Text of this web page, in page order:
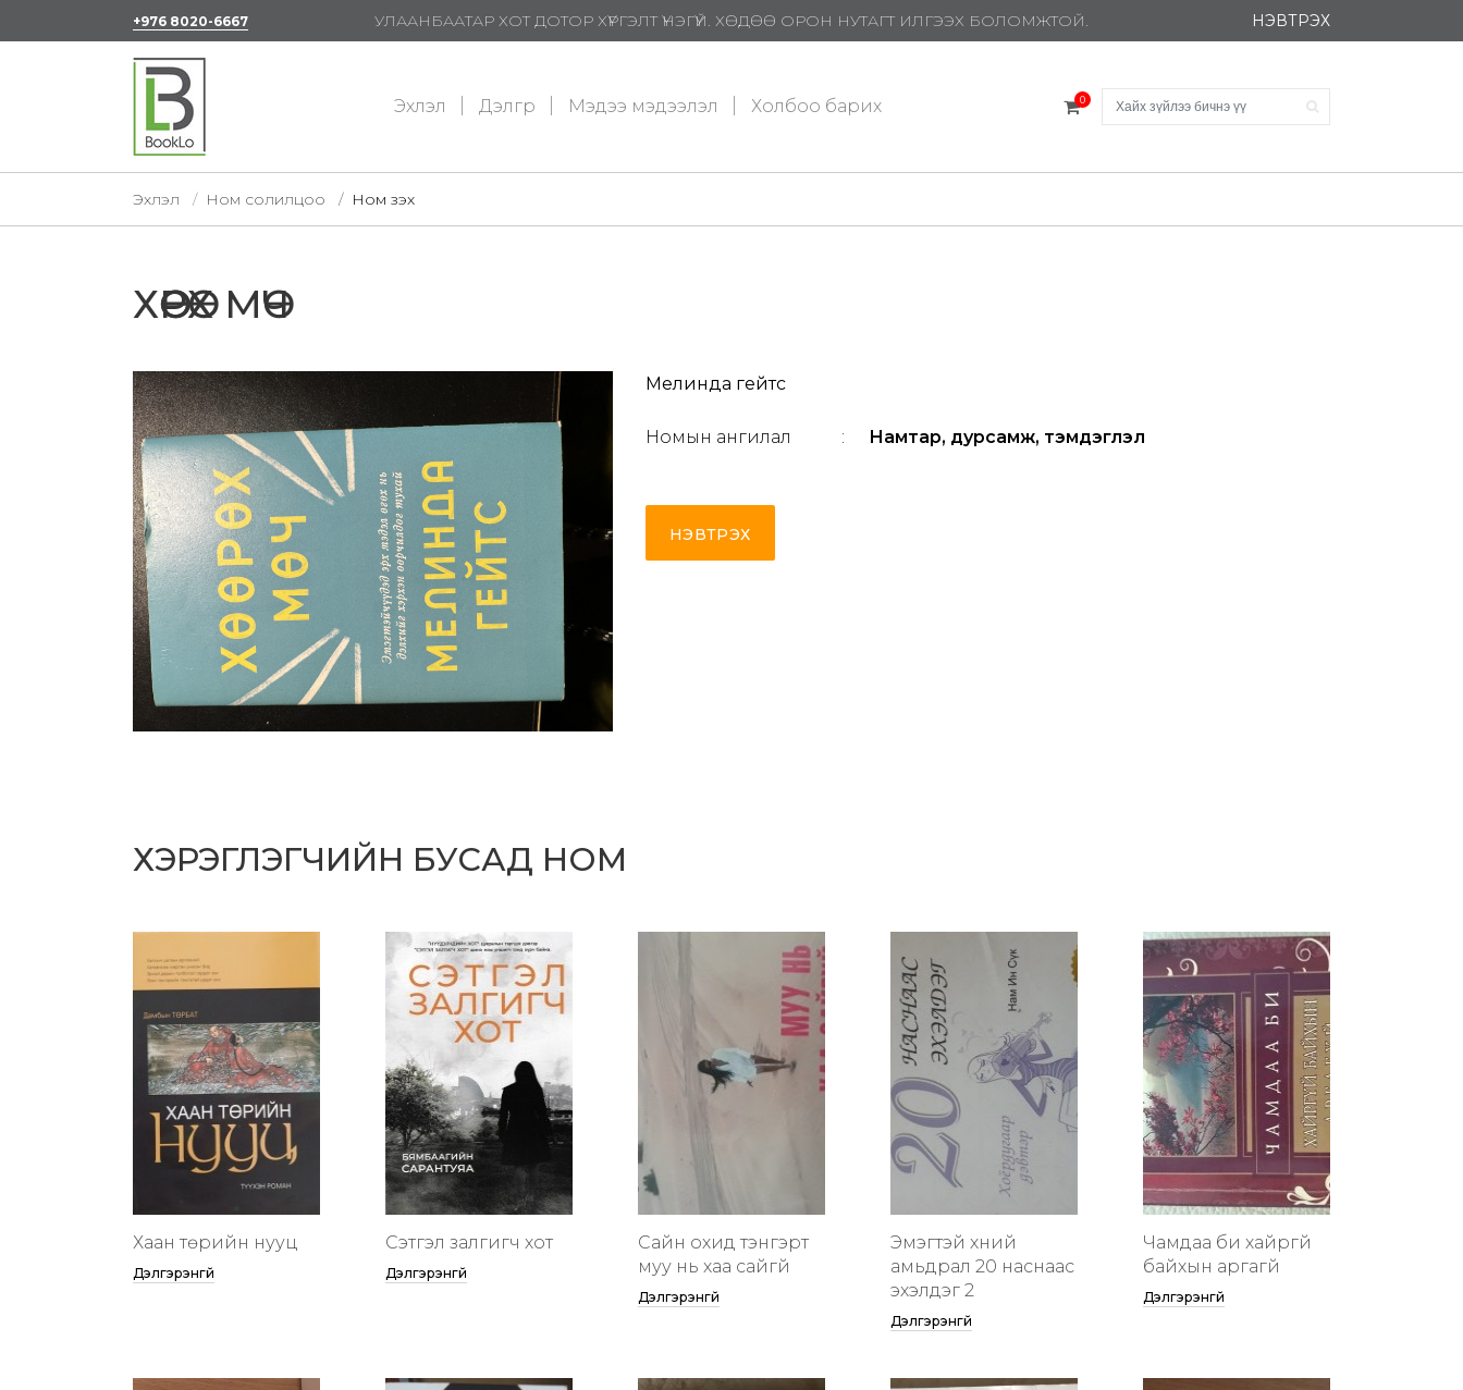
+976 8020-6667 УЛААНБААТАР ХОТ ДОТОР ХҮРГЭЛТ ҮНЭГҮЙ. ХӨДӨӨ ОРОН НУТАГТ ИЛГЭЭХ БОЛОМЖТОЙ. НЭВТРЭХ
Эхлэл Дэлгүүр Мэдээ мэдээлэл Холбоо барих 0
Эхлэл Ном солилцоо Ном үзэх
ХӨӨРӨХ МӨЧ
Мелинда гейтс
Номын ангилал : Намтар, дурсамж, тэмдэглэл
НЭВТРЭХ
ХЭРЭГЛЭГЧИЙН БУСАД НОМ
Хаан төрийн нууц
Дэлгэрэнгүй
Сэтгэл залгигч хот
Дэлгэрэнгүй
Сайн охид тэнгэрт
муу нь хаа сайгүй
Дэлгэрэнгүй
Эмэгтэй хүний
амьдрал 20 наснаас
эхэлдэг 2
Дэлгэрэнгүй
Чамдаа би хайргүй
байхын аргагүй
Дэлгэрэнгүй